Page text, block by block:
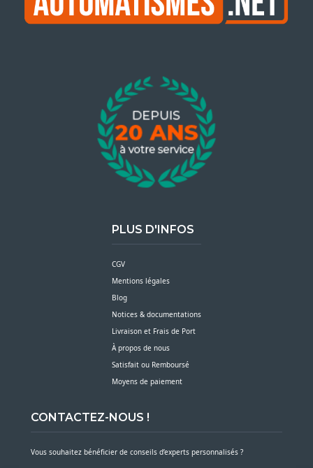
PLUS D'INFOS
CGV
Mentions légales
Blog
Notices & documentations
Livraison et Frais de Port
À propos de nous
Satisfait ou Remboursé
Moyens de paiement
CONTACTEZ-NOUS !
Vous souhaitez bénéficier de conseils d’experts personnalisés ?